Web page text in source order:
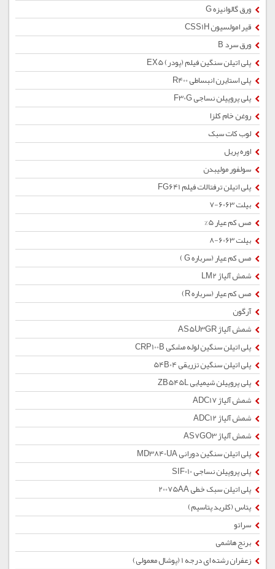
ورق گالوانیزه G
قیر امولسیون CSS1H
ورق سرد B
پلی اتیلن سنگین فیلم (پودر) EX5
پلی استایرن انبساطی R400
پلی پروپیلن نساجی F30G
روغن خام کلزا
لوب کات سبک
اوره پریل
سولفور مولیبدن
پلی اتیلن ترفتالات فیلم FG641
بیلت 6063-7
مس کم عیار 5%
بیلت 6063-8
مس کم عیار (سرباره G )
شمش آلیاژ LM2
مس کم عیار (سرباره R)
آرگون
شمش آلیاژ AS5U3GR
پلی اتیلن سنگین لوله مشکی CRP100B
پلی اتیلن سنگین تزریقی 54B04
پلی پروپیلن شیمیایی ZB545L
شمش آلیاژ ADC17
شمش آلیاژ ADC12
شمش آلیاژ AS7GO3
پلی اتیلن سنگین دورانی MD3840UA
پلی پروپیلن نساجی SIF010
پلی اتیلن سبک خطی 20075AA
پتاس (کلرید پتاسیم)
سراتو
برنج هاشمی
زعفران رشته ای درجه 1 (پوشال معمولی)